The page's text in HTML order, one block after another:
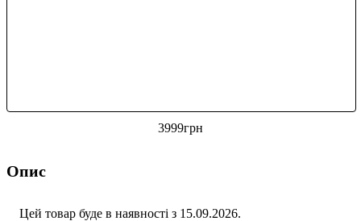
3999грн
Опис
Цей товар буде в наявності з 15.09.2026.